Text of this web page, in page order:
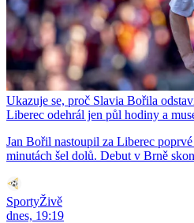
Ukazuje se, proč Slavia Bořila
Liberec odehrál jen půl hodiny a
Jan Bořil nastoupil za Liberec
minutách šel dolů. Debut v Brně
SportyŽivě
dnes, 19:19